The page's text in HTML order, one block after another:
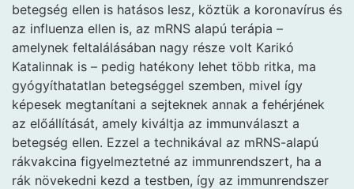
betegség ellen is hatásos lesz, köztük a koronavírus és
az influenza ellen is, az mRNS alapú terápia –
amelynek feltalálásában nagy része volt Karikó
Katalinnak is – pedig hatékony lehet több ritka, ma
gyógyíthatatlan betegséggel szemben, mivel így
képesek megtanítani a sejteknek annak a fehérjének
az előállítását, amely kiváltja az immunválaszt a
betegség ellen. Ezzel a technikával az mRNS-alapú
rákvakcina figyelmeztetné az immunrendszert, ha a
rák növekedni kezd a testben, így az immunrendszer